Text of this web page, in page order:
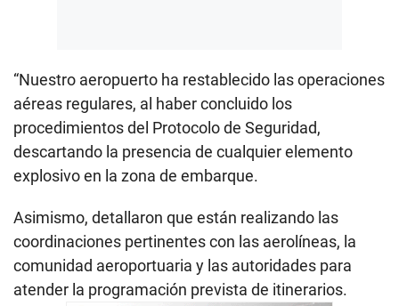
“Nuestro aeropuerto ha restablecido las operaciones
aéreas regulares, al haber concluido los
procedimientos del Protocolo de Seguridad,
descartando la presencia de cualquier elemento
explosivo en la zona de embarque.
Asimismo, detallaron que están realizando las
coordinaciones pertinentes con las aerolíneas, la
comunidad aeroportuaria y las autoridades para
atender la programación prevista de itinerarios.